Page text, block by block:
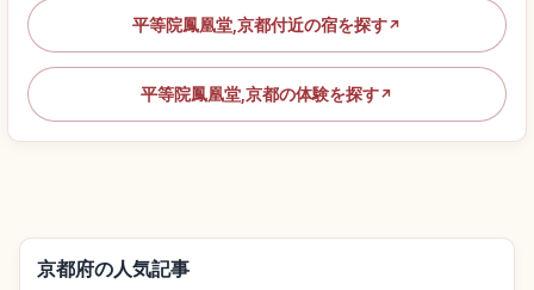
平等院鳳凰堂,京都付近の宿を探す↗
平等院鳳凰堂,京都の体験を探す↗
京都府の人気記事